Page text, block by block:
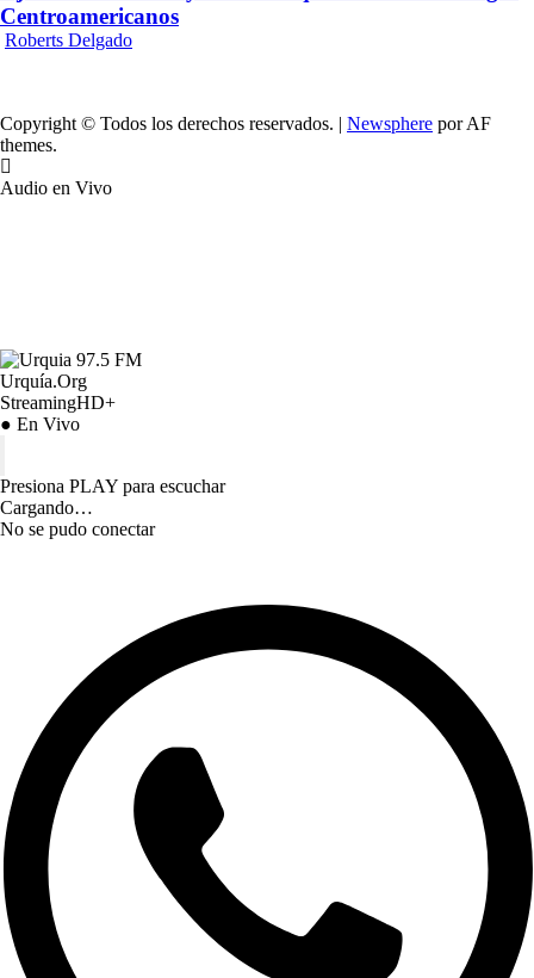
Centroamericanos
Roberts Delgado
Copyright © Todos los derechos reservados. | Newsphere por AF
themes.
Audio en Vivo
Urquía.Org
StreamingHD+
● En Vivo
Presiona PLAY para escuchar
Cargando…
No se pudo conectar